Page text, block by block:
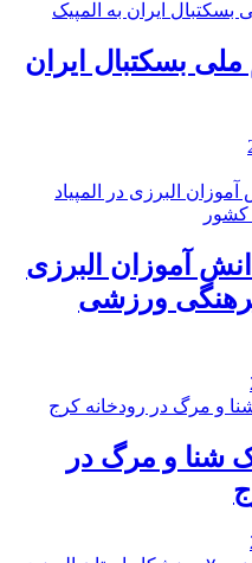
ملی بسکتبال ایران
آموزان البرزی
فرهنگی ورزشی
شنا و مرگ در